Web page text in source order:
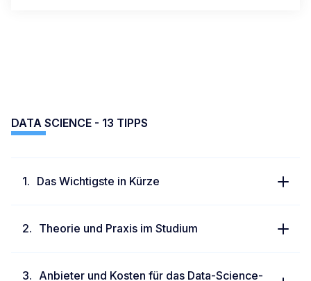
DATA SCIENCE - 13 TIPPS
Das Wichtigste in Kürze
Theorie und Praxis im Studium
Anbieter und Kosten für das Data-Science-